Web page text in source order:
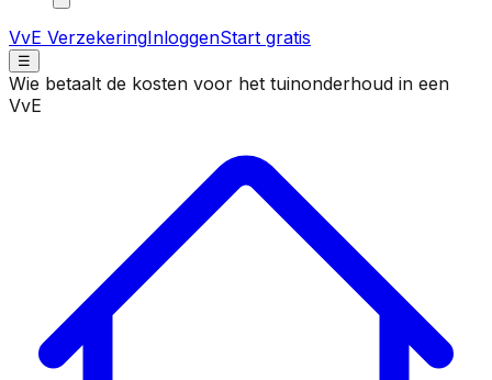
VvE VerzekeringInloggenStart gratis
☰
Wie betaalt de kosten voor het tuinonderhoud in een
VvE